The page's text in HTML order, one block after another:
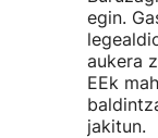
egin.
aukera
EEk
jakitun.